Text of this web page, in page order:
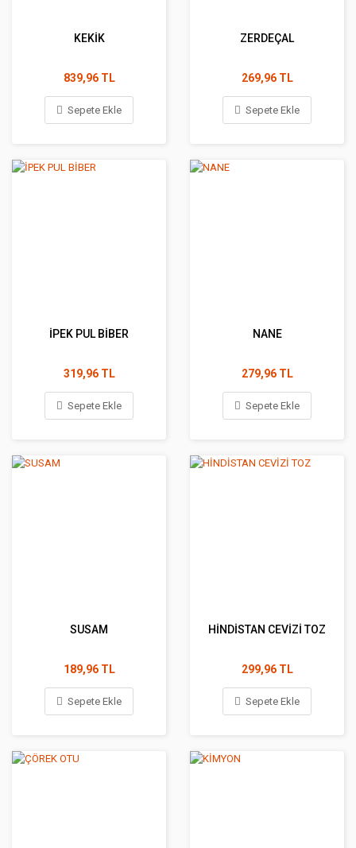
KEKİK
839,96 TL
Sepete Ekle
ZERDEÇAL
269,96 TL
Sepete Ekle
İPEK PUL BİBER
319,96 TL
Sepete Ekle
NANE
279,96 TL
Sepete Ekle
SUSAM
189,96 TL
Sepete Ekle
HİNDİSTAN CEVİZİ TOZ
299,96 TL
Sepete Ekle